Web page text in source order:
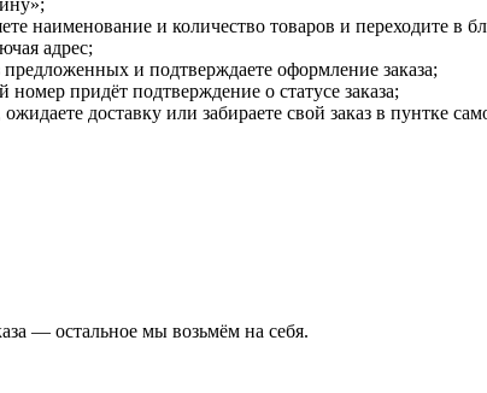
наименование и количество товаров и переходите в
адрес;
и подтверждаете оформление заказа;
придёт подтверждение о статусе заказа;
доставку или забираете свой заказ в пунтке
— остальное мы возьмём на себя.